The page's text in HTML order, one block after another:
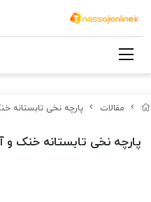
مقالات پارچه نخی تابستانه
پارچه نخی تابستانه خنک و